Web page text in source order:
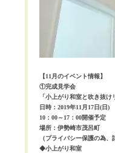
【11月のイベント情報】
①完成見学会
「小上がり和室と吹き抜け
日時：2019年11月17日(日)
10：00～17：00開催予定
場所：伊勢崎市茂呂町
（プライバシー保護の為
◆小上がり和室